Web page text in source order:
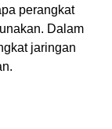
perangkat
Dalam
jaringan